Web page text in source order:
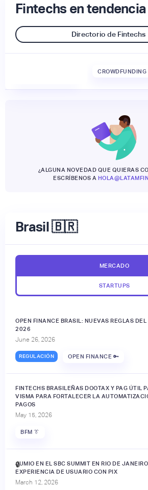
Fintechs en tendencia
Directorio de Fintechs
CROWDFUNDING
¿ALGUNA NOVEDAD QUE QUIERAS
ESCRÍBENOS A
Brasil 🇧🇷
MERCADO
STARTUPS
OPEN FINANCE BRASIL: NUEVAS REGLAS DEL
2026
June 26, 2026
REGULACIÓN OPEN FINANCE 🔑
FINTECHS BRASILEÑAS DOOTAX Y PAG ÚTIL
VISMA PARA FORTALECER LA
PAGOS
May 15, 2026
BFM 👔
JUMIO EN EL SBC SUMMIT EN RIO DE
EXPERIENCIA DE USUARIO CON PIX
March 12, 2026
🔒